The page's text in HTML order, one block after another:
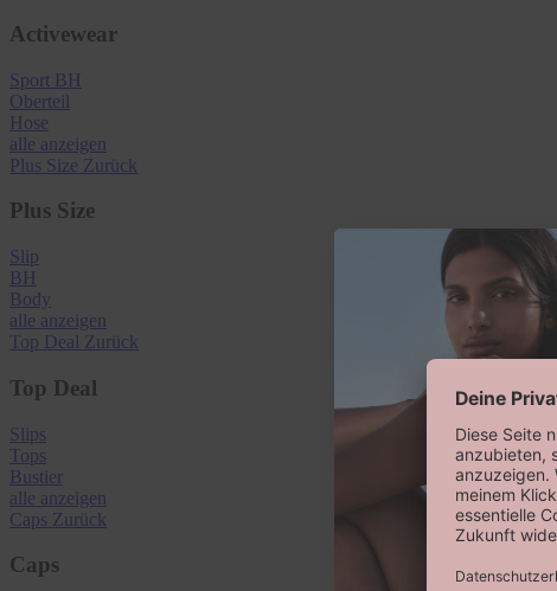
Activewear
Sport BH
Oberteil
Hose
alle anzeigen
Plus Size Zurück
Plus Size
Slip
BH
Body
alle anzeigen
Top Deal Zurück
Top Deal
Slips
Tops
Bustier
alle anzeigen
Caps Zurück
Caps